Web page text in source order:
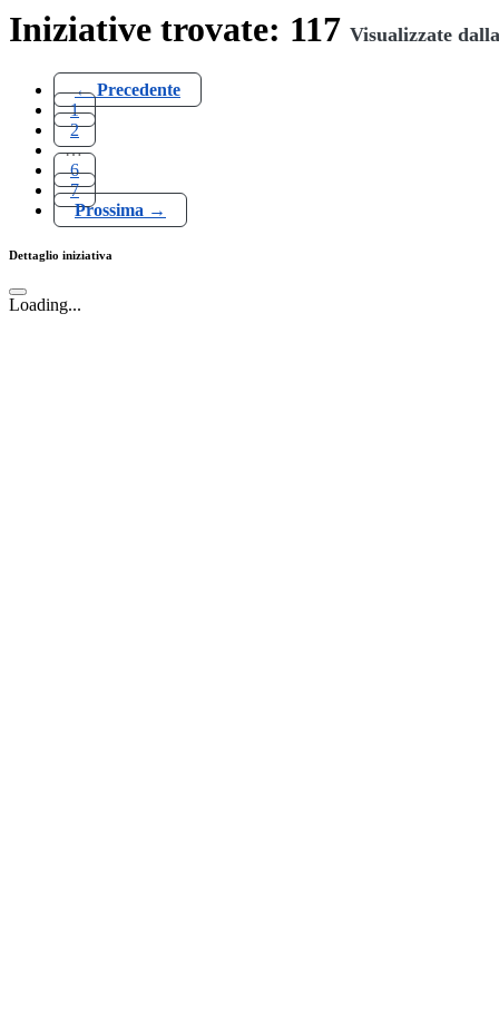
Iniziative trovate: 117 Visualizzate
← Precedente
1
2
…
6
7
Prossima →
Dettaglio iniziativa
Loading...